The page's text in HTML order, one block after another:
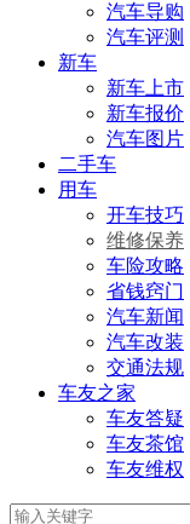
汽车导购
汽车评测
新车
新车上市
新车报价
汽车图片
二手车
用车
开车技巧
维修保养
车险攻略
省钱窍门
汽车新闻
汽车改装
交通法规
车友之家
车友答疑
车友茶馆
车友维权